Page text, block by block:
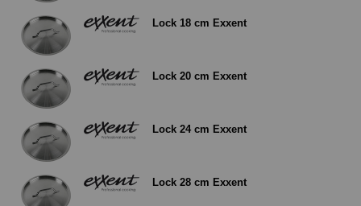
Lock 18 cm Exxent
Lock 20 cm Exxent
Lock 24 cm Exxent
Lock 28 cm Exxent